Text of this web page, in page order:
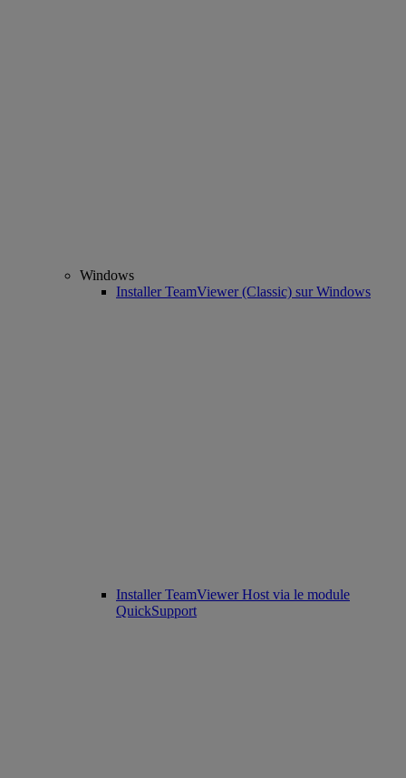
Windows
Installer TeamViewer (Classic) sur Windows
Installer TeamViewer Host via le module
QuickSupport